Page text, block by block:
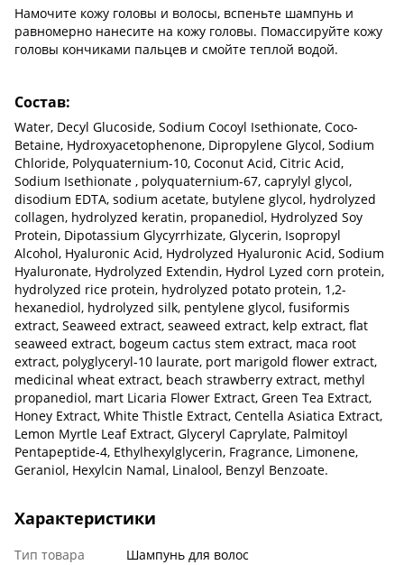
Намочите кожу головы и волосы, вспеньте шампунь и
равномерно нанесите на кожу головы. Помассируйте кожу
головы кончиками пальцев и смойте теплой водой.
Состав:
Water, Decyl Glucoside, Sodium Cocoyl Isethionate, Coco-
Betaine, Hydroxyacetophenone, Dipropylene Glycol, Sodium
Chloride, Polyquaternium-10, Coconut Acid, Citric Acid,
Sodium Isethionate , polyquaternium-67, caprylyl glycol,
disodium EDTA, sodium acetate, butylene glycol, hydrolyzed
collagen, hydrolyzed keratin, propanediol, Hydrolyzed Soy
Protein, Dipotassium Glycyrrhizate, Glycerin, Isopropyl
Alcohol, Hyaluronic Acid, Hydrolyzed Hyaluronic Acid, Sodium
Hyaluronate, Hydrolyzed Extendin, Hydrol Lyzed corn protein,
hydrolyzed rice protein, hydrolyzed potato protein, 1,2-
hexanediol, hydrolyzed silk, pentylene glycol, fusiformis
extract, Seaweed extract, seaweed extract, kelp extract, flat
seaweed extract, bogeum cactus stem extract, maca root
extract, polyglyceryl-10 laurate, port marigold flower extract,
medicinal wheat extract, beach strawberry extract, methyl
propanediol, mart Licaria Flower Extract, Green Tea Extract,
Honey Extract, White Thistle Extract, Centella Asiatica Extract,
Lemon Myrtle Leaf Extract, Glyceryl Caprylate, Palmitoyl
Pentapeptide-4, Ethylhexylglycerin, Fragrance, Limonene,
Geraniol, Hexylcin Namal, Linalool, Benzyl Benzoate.
Характеристики
Тип товара
Шампунь для волос